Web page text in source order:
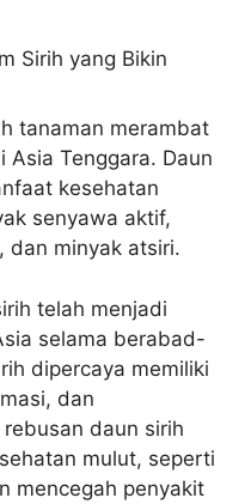
tanaman merambat
Tenggara. Daun
kesehatan
senyawa aktif,
dan minyak atsiri.
telah menjadi
selama berabad-
dipercaya memiliki
dan
daun sirih
mulut, seperti
mencegah penyakit